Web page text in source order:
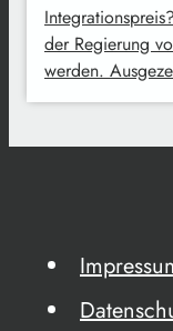
der Regierung
werden.